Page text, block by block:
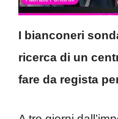
I bianconeri
ricerca di un
fare da regista